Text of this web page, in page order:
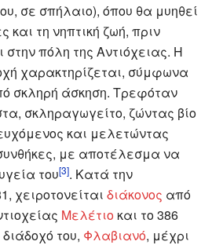
σε σπήλαιο), όπου θα μυηθεί
και τη νηπτική ζωή, πριν
στην πόλη της Αντιόχειας. Η
χαρακτηρίζεται, σύμφωνα
σκληρή άσκηση. Τρεφόταν
σκληραγωγείτο, ζώντας βίο
και μελετώντας
με αποτέλεσμα να
του[3]. Κατά την
χειροτονείται διάκονος από
Μελέτιο και το 386
του, Φλαβιανό, μέχρι